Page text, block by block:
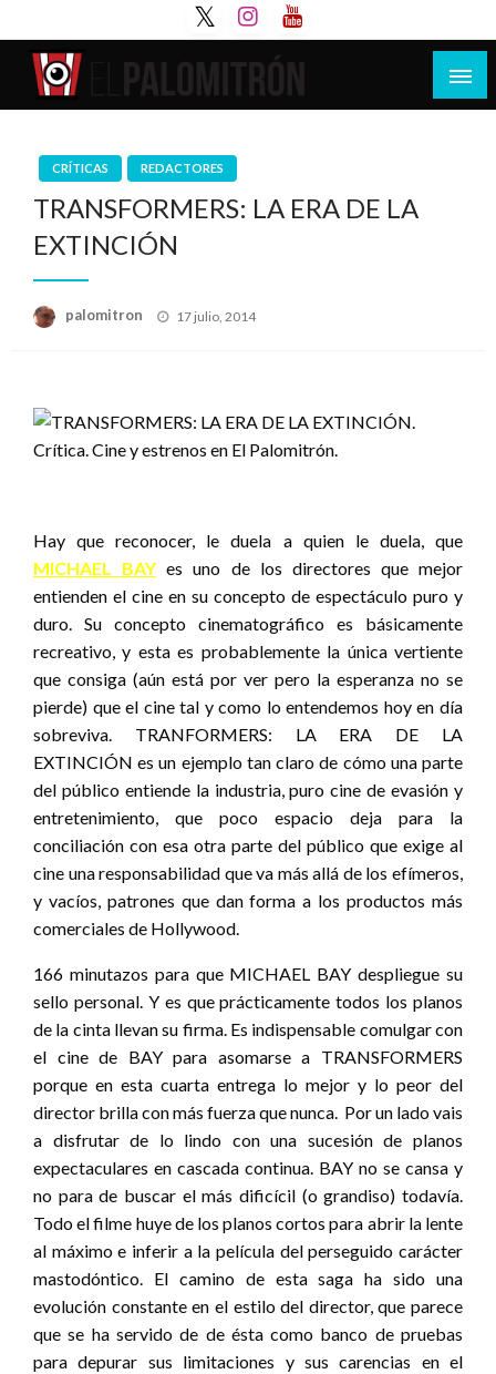
al
contenido
Tu espacio de la industria de cine española y
CRÍTICAS REDACTORES
TRANSFORMERS: LA ERA DE LA
EXTINCIÓN
palomitron
Publicado
17 julio, 2014
Hay que reconocer, le duela a quien le duela, que
MICHAEL BAY es uno de los directores que mejor
entienden el cine en su concepto de espectáculo puro y
duro. Su concepto cinematográfico es básicamente
recreativo, y esta es probablemente la única vertiente
que consiga (aún está por ver pero la esperanza no se
pierde) que el cine tal y como lo entendemos hoy en día
sobreviva. TRANFORMERS: LA ERA DE LA
EXTINCIÓN es un ejemplo tan claro de cómo una parte
del público entiende la industria, puro cine de evasión y
entretenimiento, que poco espacio deja para la
conciliación con esa otra parte del público que exige al
cine una responsabilidad que va más allá de los efímeros,
y vacíos, patrones que dan forma a los productos más
comerciales de Hollywood.
166 minutazos para que MICHAEL BAY despliegue su
sello personal. Y es que prácticamente todos los planos
de la cinta llevan su firma. Es indispensable comulgar con
el cine de BAY para asomarse a TRANSFORMERS
porque en esta cuarta entrega lo mejor y lo peor del
director brilla con más fuerza que nunca. Por un lado vais
a disfrutar de lo lindo con una sucesión de planos
expectaculares en cascada continua. BAY no se cansa y
no para de buscar el más dificícil (o grandiso) todavía.
Todo el filme huye de los planos cortos para abrir la lente
al máximo e inferir a la película del perseguido carácter
mastodóntico. El camino de esta saga ha sido una
evolución constante en el estilo del director, que parece
que se ha servido de de ésta como banco de pruebas
para depurar sus limitaciones y sus carencias en el